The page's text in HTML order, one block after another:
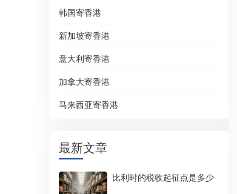
韩国寄香港
新加坡寄香港
意大利寄香港
加拿大寄香港
马来西亚寄香港
最新文章
比利时的税收起征点是多少